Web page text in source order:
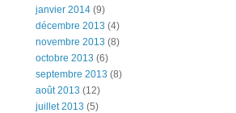
janvier 2014 (9)
décembre 2013 (4)
novembre 2013 (8)
octobre 2013 (6)
septembre 2013 (8)
août 2013 (12)
juillet 2013 (5)